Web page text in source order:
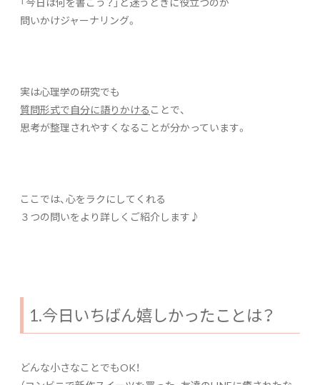
問いかけジャーナリング。
実は心理学の研究でも
質問形式で自分に語りかける ことで、
思考が整理されやすくなることが分かっています。
ここでは、心をラクにしてくれる
３つの問いをより詳しくご紹介します♪
1.今日いちばん嬉しかったことは？
どんな小さなことでもOK！